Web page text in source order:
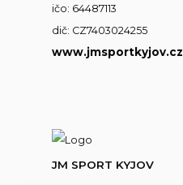
ičo: 64487113
dič: CZ7403024255
www.jmsportkyjov.cz
JM SPORT KYJOV